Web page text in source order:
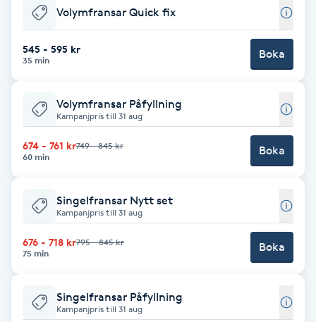
Föning
Gelenaglar
Gellack
Gravidmassage
Gravidyoga
Gruppträning
Volymfransar Quick fix
545 - 595 kr
35 min Boka
Volymfransar Påfyllning
Kampanjpris till 31 aug
674 - 761 kr749 - 845 kr
60 min
Boka
Singelfransar Nytt set
Kampanjpris till 31 aug
676 - 718 kr795 - 845 kr
75 min
Boka
Singelfransar Påfyllning
Kampanjpris till 31 aug